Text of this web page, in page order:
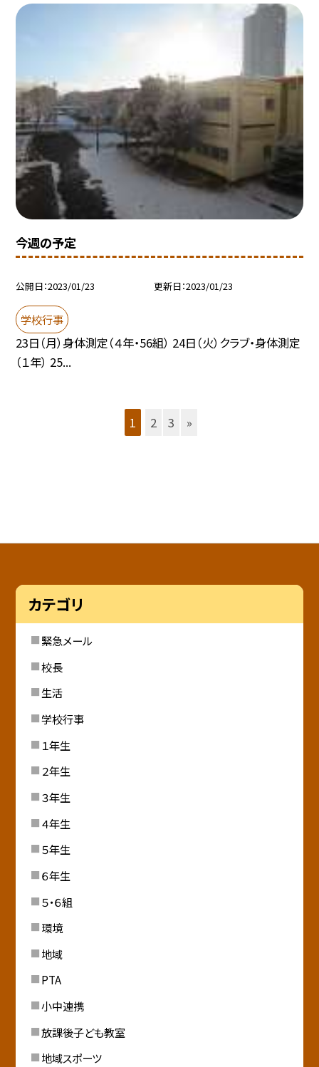
今週の予定
公開日 2023/01/23 更新日 2023/01/23
学校行事
23日（月）身体測定（４年・56組） 24日（火）クラブ・身体測定
（１年） 25...
1 2 3 »
カテゴリ
緊急メール
校長
生活
学校行事
１年生
２年生
３年生
４年生
５年生
６年生
５・６組
環境
地域
PTA
小中連携
放課後子ども教室
地域スポーツ